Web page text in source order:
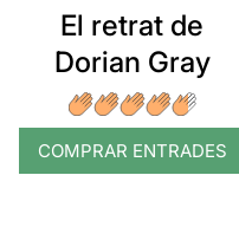
El retrat de
Dorian Gray
COMPRAR ENTRADES